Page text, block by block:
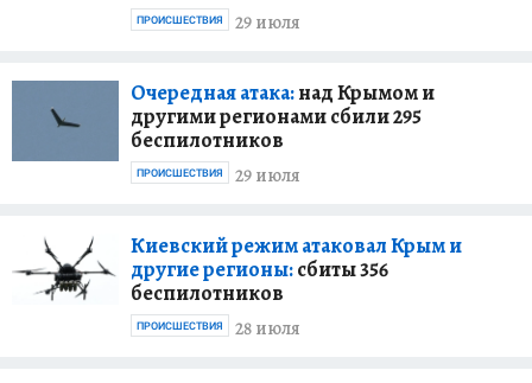
29 июля
ПРОИСШЕСТВИЯ
Очередная атака:над Крымом и
другими регионами сбили 295
беспилотников
29 июля
ПРОИСШЕСТВИЯ
Киевский режим атаковал Крым и
другие регионы:сбиты 356
беспилотников
28 июля
ПРОИСШЕСТВИЯ